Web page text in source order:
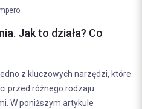
Jak to działa? Co
z kluczowych narzędzi, które
przed różnego rodzaju
W poniższym artykule